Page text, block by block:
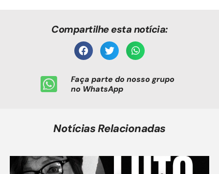
Compartilhe esta notícia:
Faça parte do nosso grupo
no WhatsApp
Notícias Relacionadas